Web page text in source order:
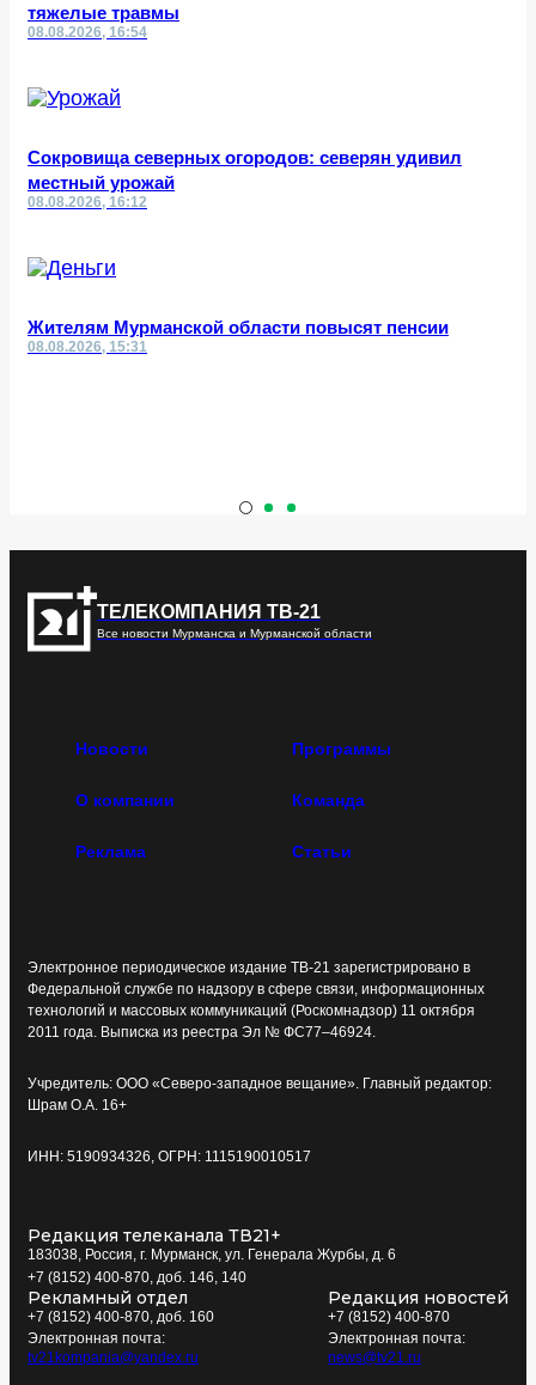
тяжелые травмы
08.08.2026, 16:54
Сокровища северных огородов: северян удивил
местный урожай
08.08.2026, 16:12
Жителям Мурманской области повысят пенсии
08.08.2026, 15:31
ТЕЛЕКОМПАНИЯ ТВ-21
Все новости Мурманска и Мурманской области
Новости Программы
О компании Команда
Реклама Статьи
Электронное периодическое издание ТВ-21 зарегистрировано в
Федеральной службе по надзору в сфере связи, информационных
технологий и массовых коммуникаций (Роскомнадзор) 11 октября
2011 года. Выписка из реестра Эл № ФС77–46924.
Учредитель: ООО «Северо-западное вещание». Главный редактор:
Шрам О.А. 16+
ИНН: 5190934326, ОГРН: 1115190010517
Редакция телеканала ТВ21+
183038, Россия, г. Мурманск, ул. Генерала Журбы, д. 6
+7 (8152) 400-870, доб. 146, 140
Рекламный отдел
+7 (8152) 400-870, доб. 160
Электронная почта:
tv21kompania@yandex.ru
Редакция новостей
+7 (8152) 400-870
Электронная почта:
news@tv21.ru